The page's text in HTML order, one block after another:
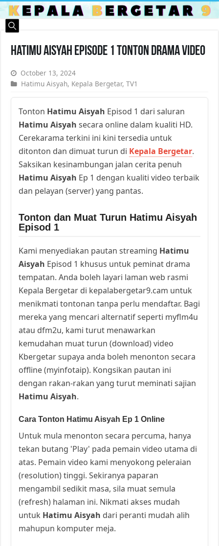
Hatimu Aisyah Episode 1 Tonton Drama Video
October 13, 2024
Hatimu Aisyah, Kepala Bergetar,TV1
Tonton Hatimu Aisyah Episod 1 dari saluran
Hatimu Aisyah secara online dalam kualiti HD.
Cerekarama terkini ini kini tersedia untuk
ditonton dan dimuat turun di Kepala Bergetar.
Saksikan kesinambungan jalan cerita penuh
Hatimu Aisyah Ep 1 dengan kualiti video terbaik
dan pelayan (server) yang pantas.
Tonton dan Muat Turun Hatimu Aisyah
Episod 1
Kami menyediakan pautan streaming Hatimu
Aisyah Episod 1 khusus untuk peminat drama
tempatan. Anda boleh layari laman web rasmi
Kepala Bergetar di kepalabergetar9.cam untuk
menikmati tontonan tanpa perlu mendaftar. Bagi
mereka yang mencari alternatif seperti myflm4u
atau dfm2u, kami turut menawarkan
kemudahan muat turun (download) video
Kbergetar supaya anda boleh menonton secara
offline (myinfotaip). Kongsikan pautan ini
dengan rakan-rakan yang turut meminati sajian
Hatimu Aisyah.
Cara Tonton Hatimu Aisyah Ep 1 Online
Untuk mula menonton secara percuma, hanya
tekan butang 'Play' pada pemain video utama di
atas. Pemain video kami menyokong peleraian
(resolution) tinggi. Sekiranya paparan
mengambil sedikit masa, sila muat semula
(refresh) halaman ini. Nikmati akses mudah
untuk Hatimu Aisyah dari peranti mudah alih
mahupun komputer meja.